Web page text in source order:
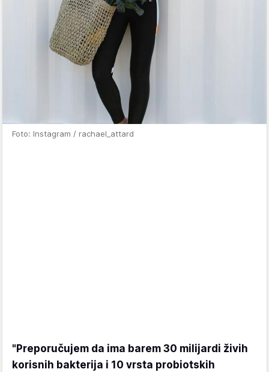
Foto: Instagram / rachael_attard
"Preporučujem da ima barem 30 milijardi živih
korisnih bakterija i 10 vrsta probiotskih